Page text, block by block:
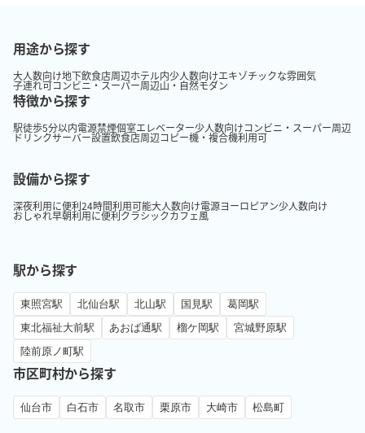
用途から探す
大人数向け地下飲食店周辺ホテル内少人数向けエキゾチックな雰囲気
子連れ可コンビニ・スーパー周辺山・自然モダン
特徴から探す
駅徒歩5分以内電源禁煙個室エレベーター少人数向けコンビニ・スーパー周辺
ドリンクサーバー設置飲食店周辺コピー機・複合機利用可
設備から探す
深夜利用に便利24時間利用可能大人数向け電源ヨーロピアン少人数向け
おしゃれ早朝利用に便利クラシックカフェ風
駅から探す
東照宮駅 北仙台駅 北山駅 国見駅
葛岡駅
東北福祉大前駅
あおば通駅 榴ケ岡駅
宮城野原駅
陸前原ノ町駅
市区町村から探す
仙台市 白石市 名取市 栗原市 大崎市 松島町